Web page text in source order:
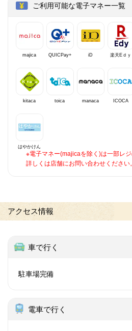
ご利用可能な電子マネー一覧
majica QUICPay+ iD 楽天Eｄｙ
kitaca toica manaca ICOCA
はやかけん
※電子マネー(majicaを除く)は一部レジ
詳しくは店舗にお問い合わせください。
アクセス情報
車で行く
駐車場完備
電車で行く